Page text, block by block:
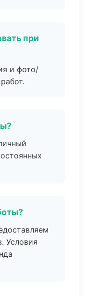
при
и фото/
Условия